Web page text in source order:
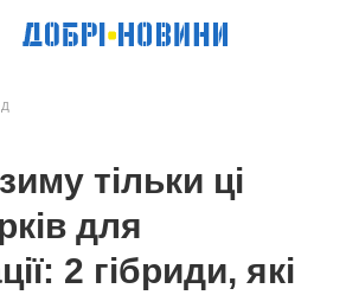
тільки ці
для
2 гібриди, які